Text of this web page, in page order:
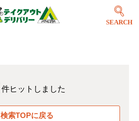
SEARCH
件ヒットしました
検索TOPに戻る